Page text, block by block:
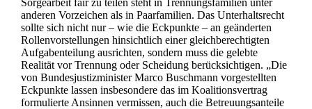
Sorgearbeit fair zu teilen steht in Trennungsfamilien unter
anderen Vorzeichen als in Paarfamilien. Das Unterhaltsrecht
sollte sich nicht nur – wie die Eckpunkte – an geänderten
Rollenvorstellungen hinsichtlich einer gleichberechtigten
Aufgabenteilung ausrichten, sondern muss die gelebte
Realität vor Trennung oder Scheidung berücksichtigen. „Die
von Bundesjustizminister Marco Buschmann vorgestellten
Eckpunkte lassen insbesondere das im Koalitionsvertrag
formulierte Ansinnen vermissen, auch die Betreuungsanteile